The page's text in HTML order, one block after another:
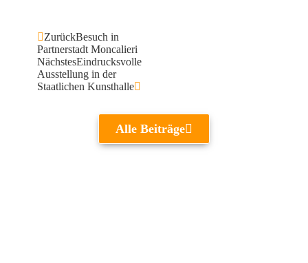
ZurückBesuch in
Partnerstadt Moncalieri
NächstesEindrucksvolle
Ausstellung in der
Staatlichen Kunsthalle
Alle Beiträge